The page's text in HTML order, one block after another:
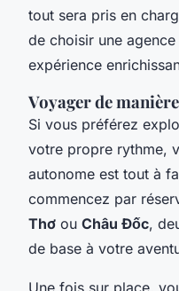
tout sera pris en
de choisir une
expérience
Voyager de
Si vous préférez
votre propre rythme,
autonome est tout à
commencez par
Thơ ou Châu Đốc,
de base à votre
Une fois sur place,